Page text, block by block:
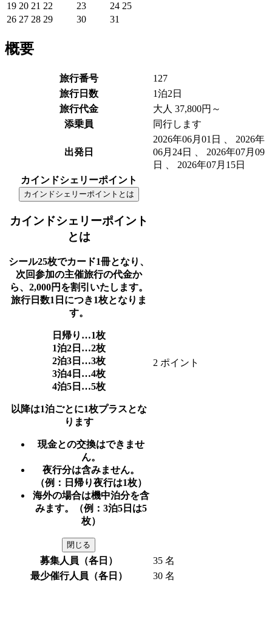
19 20 21 22 23 24 25
26 27 28 29 30 31
概要
旅行番号
127
旅行日数
1泊2日
旅行代金
大人 37,800円～
添乗員
同行します
出発日
2026年06月01日 、 2026年
06月24日 、 2026年07月09
日 、 2026年07月15日
カインドシェリーポイント
カインドシェリーポイントとは
カインドシェリーポイント
とは
シール25枚でカード1冊となり、
次回参加の主催旅行の代金か
ら、2,000円を割引いたします。
旅行日数1日につき1枚となりま
す。
日帰り…1枚
1泊2日…2枚
2泊3日…3枚
3泊4日…4枚
4泊5日…5枚
以降は1泊ごとに1枚プラスとな
ります
現金との交換はできませ
ん。
夜行分は含みません。
（例：日帰り夜行は1枚）
海外の場合は機中泊分を含
みます。（例：3泊5日は5
枚）
閉じる
2 ポイント
募集人員（各日）
35 名
最少催行人員（各日）
30 名